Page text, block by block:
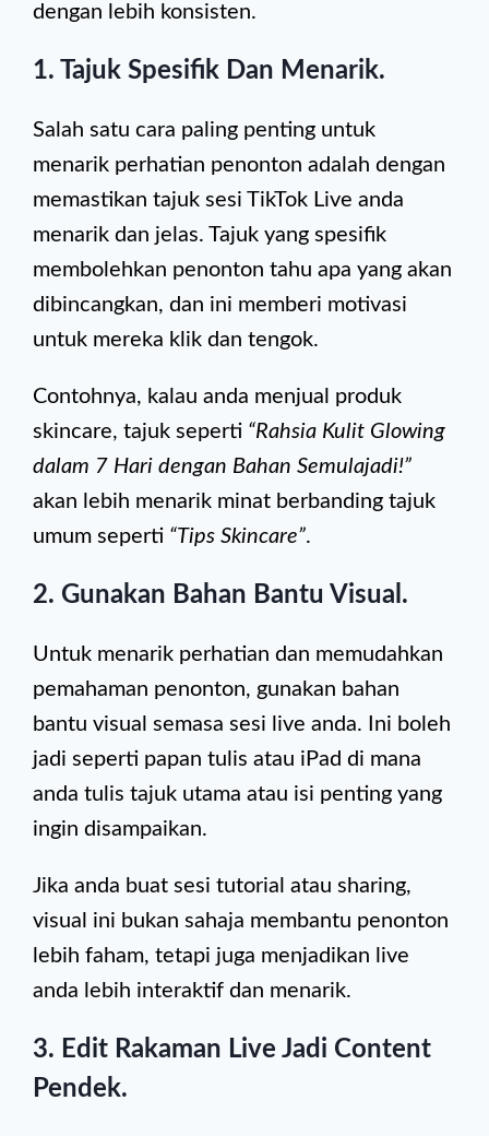
dengan lebih konsisten.
1. Tajuk Spesifik Dan Menarik.
Salah satu cara paling penting untuk
menarik perhatian penonton adalah dengan
memastikan tajuk sesi TikTok Live anda
menarik dan jelas. Tajuk yang spesifik
membolehkan penonton tahu apa yang akan
dibincangkan, dan ini memberi motivasi
untuk mereka klik dan tengok.
Contohnya, kalau anda menjual produk
skincare, tajuk seperti “Rahsia Kulit Glowing
dalam 7 Hari dengan Bahan Semulajadi!”
akan lebih menarik minat berbanding tajuk
umum seperti “Tips Skincare”.
2. Gunakan Bahan Bantu Visual.
Untuk menarik perhatian dan memudahkan
pemahaman penonton, gunakan bahan
bantu visual semasa sesi live anda. Ini boleh
jadi seperti papan tulis atau iPad di mana
anda tulis tajuk utama atau isi penting yang
ingin disampaikan.
Jika anda buat sesi tutorial atau sharing,
visual ini bukan sahaja membantu penonton
lebih faham, tetapi juga menjadikan live
anda lebih interaktif dan menarik.
3. Edit Rakaman Live Jadi Content
Pendek.